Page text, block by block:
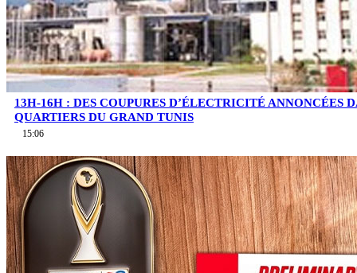
13H-16H : DES COUPURES D’ÉLECTRICITÉ ANNONCÉES
QUARTIERS DU GRAND TUNIS
15:06